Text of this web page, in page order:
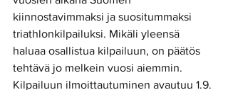
kiinnostavimmaksi ja suositummaksi
triathlonkilpailuksi. Mikäli yleensä
haluaa osallistua kilpailuun, on päätös
tehtävä jo melkein vuosi aiemmin.
Kilpailuun ilmoittautuminen avautuu 1.9.